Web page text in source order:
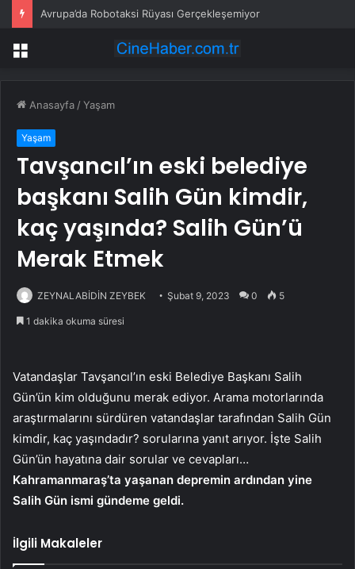
Avrupa’da Robotaksi Rüyası Gerçekleşemiyor
Menü
Anasayfa /Yaşam
Yaşam
Tavşancıl’ın eski belediye
başkanı Salih Gün kimdir,
kaç yaşında? Salih Gün’ü
Merak Etmek
ZEYNALABİDİN ZEYBEK Şubat 9, 2023 0 5
1 dakika okuma süresi
Vatandaşlar Tavşancıl’ın eski Belediye Başkanı Salih
Gün’ün kim olduğunu merak ediyor. Arama motorlarında
araştırmalarını sürdüren vatandaşlar tarafından Salih Gün
kimdir, kaç yaşındadır? sorularına yanıt arıyor. İşte Salih
Gün’ün hayatına dair sorular ve cevapları…
Kahramanmaraş’ta yaşanan depremin ardından yine
Salih Gün ismi gündeme geldi.
İlgili Makaleler